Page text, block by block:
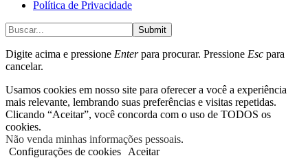
Política de Privacidade
Submit
Digite acima e pressione Enterpara procurar. Pressione Esc para
cancelar.
Usamos cookies em nosso site para oferecer a você a experiência
mais relevante, lembrando suas preferências e visitas repetidas.
Clicando “Aceitar”, você concorda com o uso de TODOS os
cookies.
Não venda minhas informações pessoais.
Configurações de cookies
Aceitar